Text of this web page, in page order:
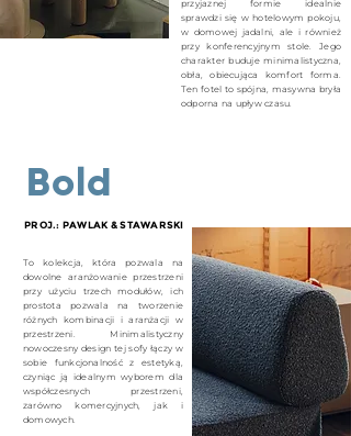
przyjaznej formie idealnie
sprawdzi się w hotelowym pokoju,
w domowej jadalni, ale i również
przy konferencyjnym stole. Jego
charakter buduje minimalistyczna,
obła, obiecująca komfort forma.
Ten fotel to spójna, masywna bryła
odporna na upływ czasu.
Bold
PROJ.: PAWLAK & STAWARSKI
To kolekcja, która pozwala na
dowolne aranżowanie przestrzeni
przy użyciu trzech modułów, ich
prostota pozwala na tworzenie
różnych kombinacji i aranżacji w
przestrzeni. Minimalistyczny
nowoczesny design tej sofy łączy w
sobie funkcjonalność z estetyką,
czyniąc ją idealnym wyborem dla
współczesnych przestrzeni,
zarówno komercyjnych, jak i
domowych.